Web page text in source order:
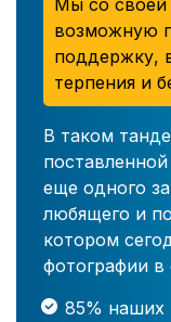
Мы со
возможную
поддержку,
терпения и
В таком
еще одного
любящего и
котором
фотографии
85% наших